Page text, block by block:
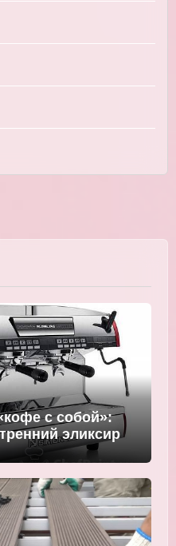
с собой»:
эликсир